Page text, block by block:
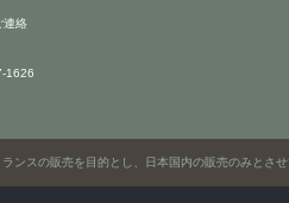
連絡
1626
ランスの販売を目的とし、日本国内の販売のみと